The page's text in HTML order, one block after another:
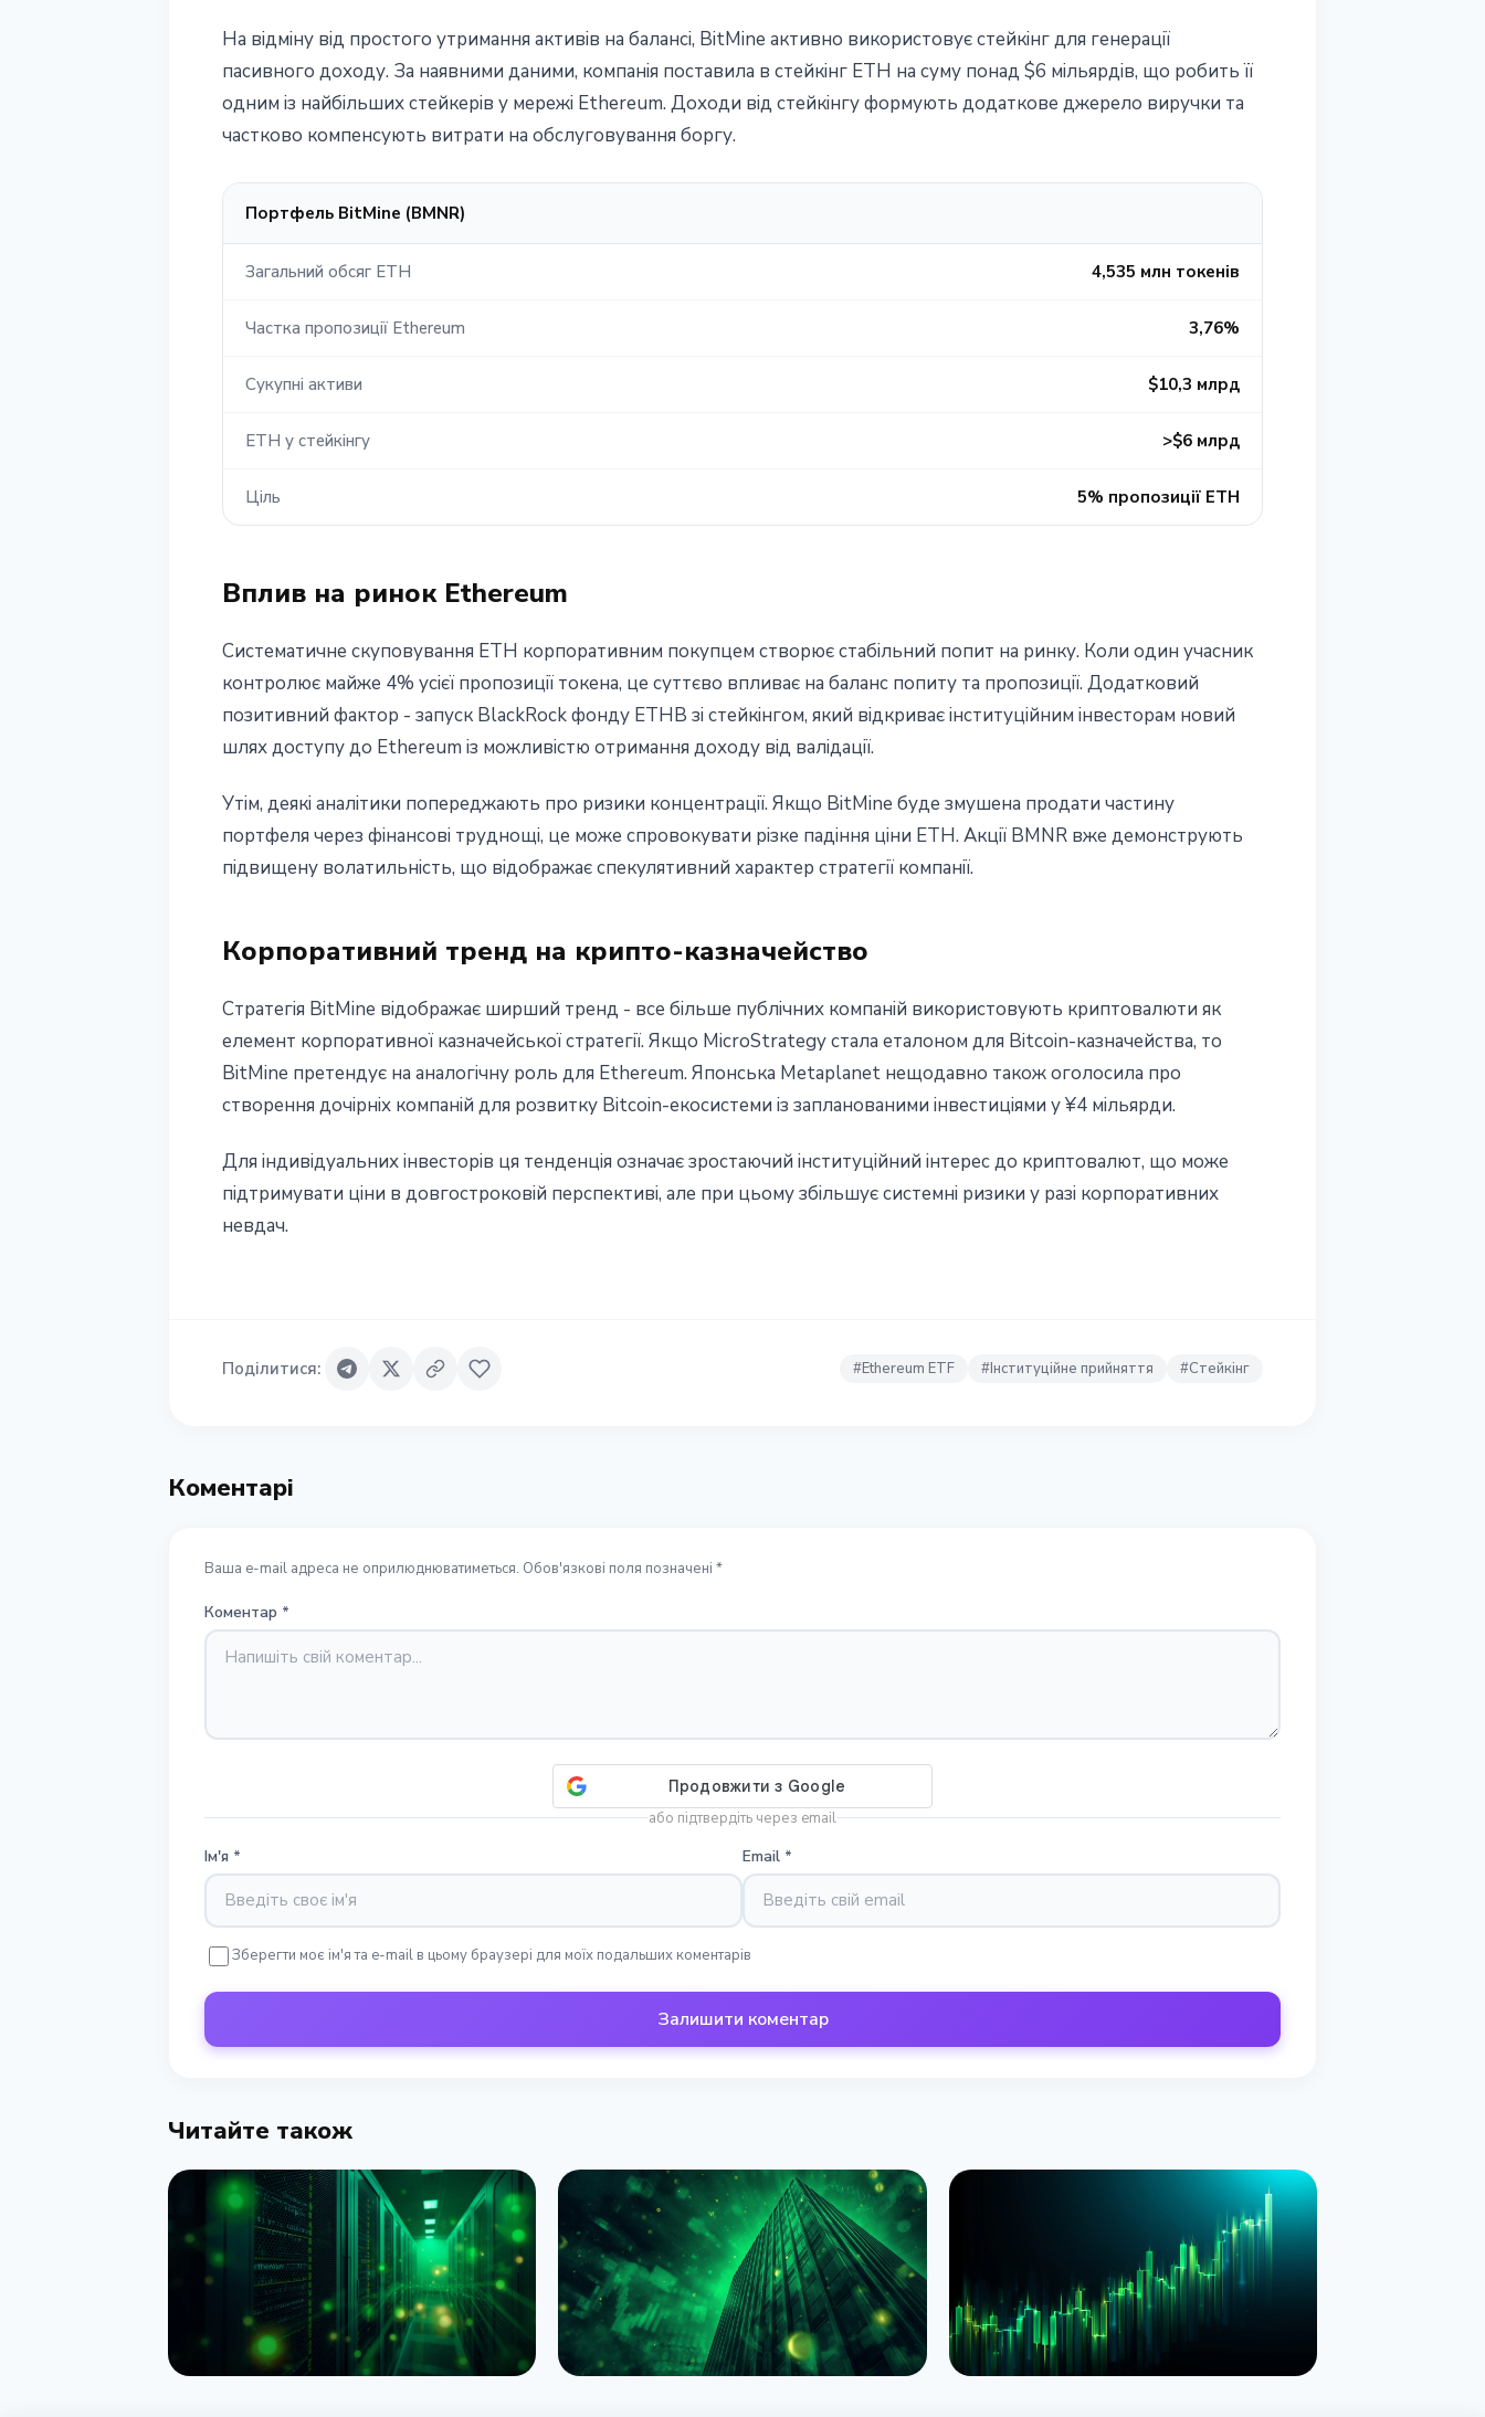
На відміну від простого утримання активів на балансі, BitMine активно використовує стейкінг для генерації
пасивного доходу. За наявними даними, компанія поставила в стейкінг ETH на суму понад $6 мільярдів, що робить її
одним із найбільших стейкерів у мережі Ethereum. Доходи від стейкінгу формують додаткове джерело виручки та
частково компенсують витрати на обслуговування боргу.
Портфель BitMine (BMNR)
Загальний обсяг ETH 4,535 млн токенів
Частка пропозиції Ethereum 3,76%
Сукупні активи $10,3 млрд
ETH у стейкінгу >$6 млрд
Ціль 5% пропозиції ETH
Вплив на ринок Ethereum
Систематичне скуповування ETH корпоративним покупцем створює стабільний попит на ринку. Коли один учасник
контролює майже 4% усієї пропозиції токена, це суттєво впливає на баланс попиту та пропозиції. Додатковий
позитивний фактор - запуск BlackRock фонду ETHB зі стейкінгом, який відкриває інституційним інвесторам новий
шлях доступу до Ethereum із можливістю отримання доходу від валідації.
Утім, деякі аналітики попереджають про ризики концентрації. Якщо BitMine буде змушена продати частину
портфеля через фінансові труднощі, це може спровокувати різке падіння ціни ETH. Акції BMNR вже демонструють
підвищену волатильність, що відображає спекулятивний характер стратегії компанії.
Корпоративний тренд на крипто-казначейство
Стратегія BitMine відображає ширший тренд - все більше публічних компаній використовують криптовалюти як
елемент корпоративної казначейської стратегії. Якщо MicroStrategy стала еталоном для Bitcoin-казначейства, то
BitMine претендує на аналогічну роль для Ethereum. Японська Metaplanet нещодавно також оголосила про
створення дочірніх компаній для розвитку Bitcoin-екосистеми із запланованими інвестиціями у ¥4 мільярди.
Для індивідуальних інвесторів ця тенденція означає зростаючий інституційний інтерес до криптовалют, що може
підтримувати ціни в довгостроковій перспективі, але при цьому збільшує системні ризики у разі корпоративних
невдач.
Поділитися: #Ethereum ETF #Інституційне прийняття #Стейкінг
Коментарі
Ваша e-mail адреса не оприлюднюватиметься. Обов'язкові поля позначені *
Коментар *
або підтвердіть через email
Ім'я * Email *
Зберегти моє ім'я та e-mail в цьому браузері для моїх подальших коментарів
Залишити коментар
Читайте також